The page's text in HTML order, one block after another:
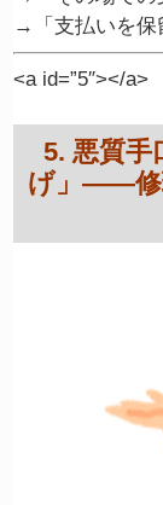
<a id=”5″></a>
5. 悪質
げ」——修